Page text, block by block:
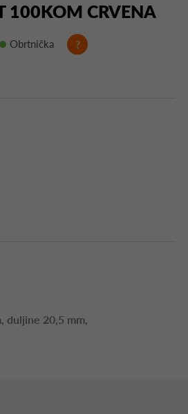
100KOM CRVENA
Obrtnička ?
duljine 20,5 mm,